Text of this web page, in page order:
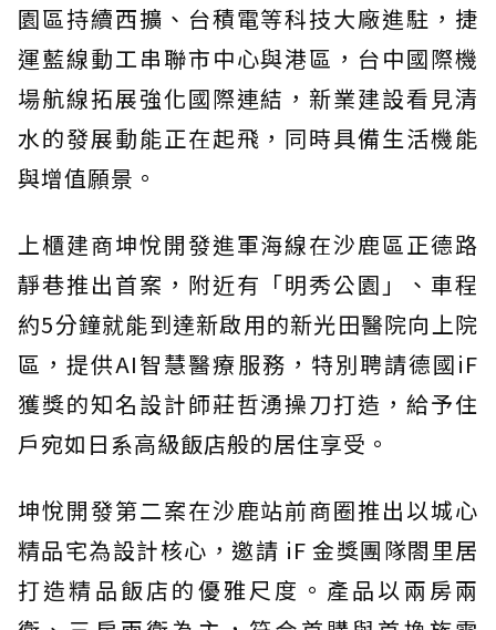
園區持續西擴、台積電等科技大廠進駐，捷
運藍線動工串聯市中心與港區，台中國際機
場航線拓展強化國際連結，新業建設看見清
水的發展動能正在起飛，同時具備生活機能
與增值願景。
上櫃建商坤悅開發進軍海線在沙鹿區正德路
靜巷推出首案，附近有「明秀公園」、車程
約5分鐘就能到達新啟用的新光田醫院向上院
區，提供AI智慧醫療服務，特別聘請德國iF
獲獎的知名設計師莊哲湧操刀打造，給予住
戶宛如日系高級飯店般的居住享受。
坤悅開發第二案在沙鹿站前商圈推出以城心
精品宅為設計核心，邀請 iF 金獎團隊閤里居
打造精品飯店的優雅尺度。產品以兩房兩